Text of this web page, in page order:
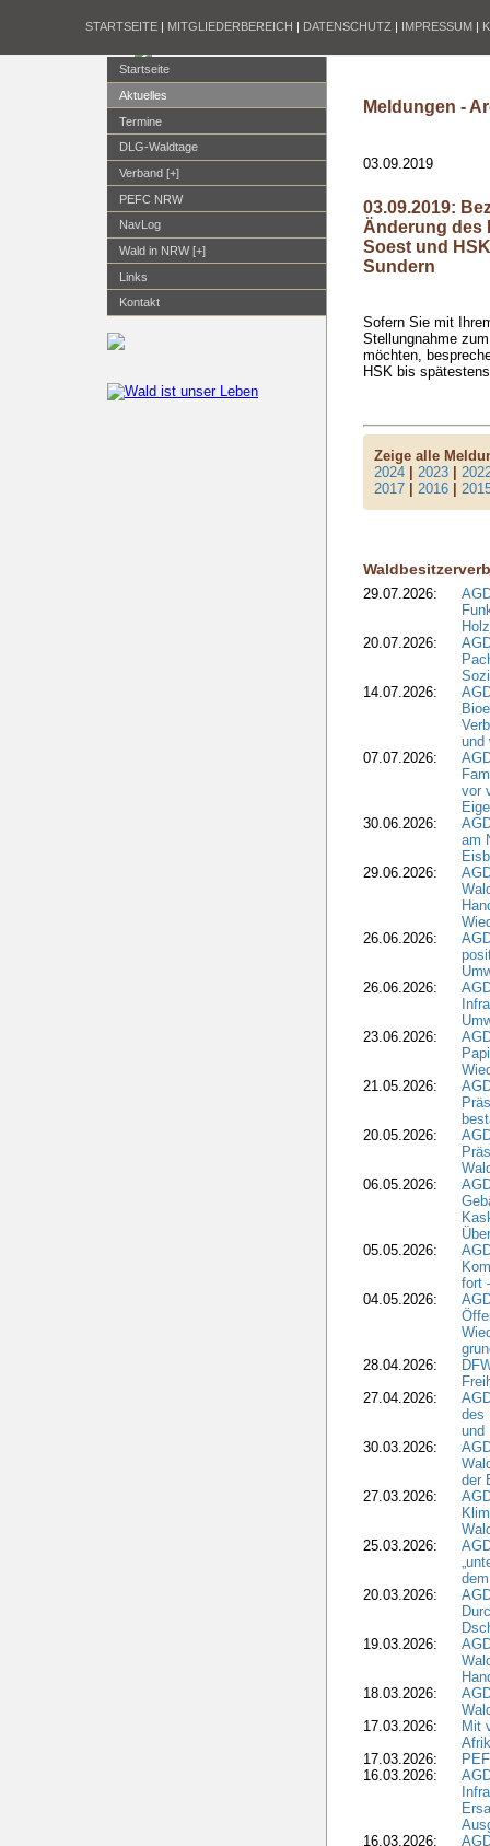
STARTSEITE | MITGLIEDERBEREICH | DATENSCHUTZ | IMPRESSUM |
Startseite
Aktuelles
Termine
DLG-Waldtage
Verband [+]
PEFC NRW
NavLog
Wald in NRW [+]
Links
Kontakt
Meldungen -
03.09.2019
03.09.2019:
Änderung des
Soest und
Sundern
Sofern Sie mit
Stellungnahme
möchten,
HSK bis
Zeige alle
2024 |2023 |
2017 |2016 |
29.07.2026:
20.07.2026:
14.07.2026:
und
07.07.2026:
vor
30.06.2026:
am
29.06.2026:
26.06.2026:
26.06.2026:
23.06.2026:
21.05.2026:
20.05.2026:
06.05.2026:
05.05.2026:
fort
04.05.2026:
28.04.2026:
27.04.2026:
des
und
30.03.2026:
der
27.03.2026:
25.03.2026:
20.03.2026:
19.03.2026:
18.03.2026:
17.03.2026:
Mit
17.03.2026:
16.03.2026:
16.03.2026: